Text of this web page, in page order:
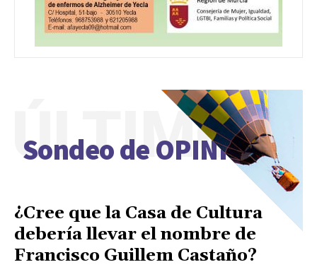
Sondeo de OPINIÓN
ÚLTIMO
¿Cree que la Casa de Cultura
debería llevar el nombre de
Francisco Guillem Castaño?